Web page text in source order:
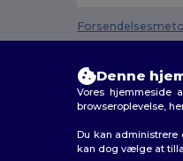
Karlowsky (4)
Malfini
Neutral (1)
Denne
Vores hjemmeside
browseroplevelse,
Du kan
kan dog vælge at